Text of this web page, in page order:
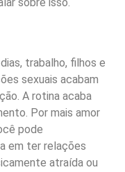
trabalho, filhos e
sexuais acabam
A rotina acaba
Por mais amor
pode
em ter relações
atraída ou